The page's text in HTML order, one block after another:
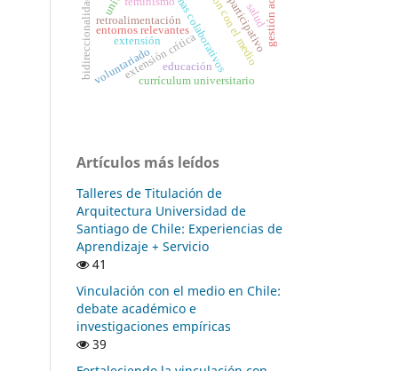
retroalimentación
entornos relevantes
extensión crítica
feminismo
extensión
currículum universitario
bidireccionalidadvoluntariado educación
salud
Artículos más leídos
Talleres de Titulación de
Arquitectura Universidad de
Santiago de Chile: Experiencias de
Aprendizaje + Servicio
41
Vinculación con el medio en Chile:
debate académico e
investigaciones empíricas
39